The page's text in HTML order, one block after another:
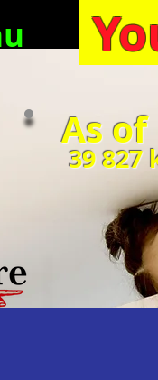
As of
39 827